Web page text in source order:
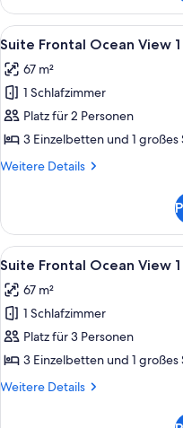
anzeigen
Ocean
View
1
+
3
Children
Alle
Fotos
für
Suite
Frontal
Ocean
View
+
Child
anzeigen
6
Suite Frontal Ocean View
67 m²
1 Schlafzimmer
Platz für 2 Personen
3 Einzelbetten und 1 großes
Weitere Details
Weitere
Frontal
Ocean
View
Adult
+
Child
Alle
Fotos
für
Suite
Frontal
Ocean
View
6
Suite Frontal Ocean View
67 m²
1 Schlafzimmer
Platz für 3 Personen
3 Einzelbetten und 1 großes
Weitere Details
Weitere